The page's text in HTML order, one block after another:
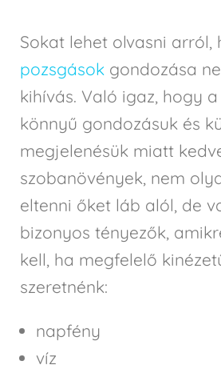
Sokat lehet olvasni arról,
pozsgások gondozása
kihívás. Való igaz, hogy
könnyű gondozásuk és
megjelenésük miatt
szobanövények, nem
eltenni őket láb alól, de
bizonyos tényezők,
kell, ha megfelelő
szeretnénk:
napfény
víz